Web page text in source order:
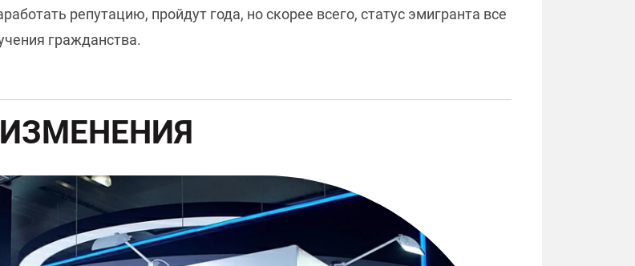
репутацию, пройдут года, но скорее всего, статус эмигранта все
гражданства.
ИЗМЕНЕНИЯ